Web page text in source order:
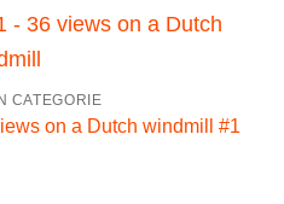
CATEGORIE
on a Dutch windmill #1